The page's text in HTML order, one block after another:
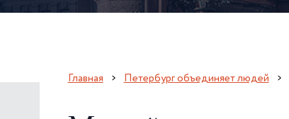
Главная Петербург объединяет людей